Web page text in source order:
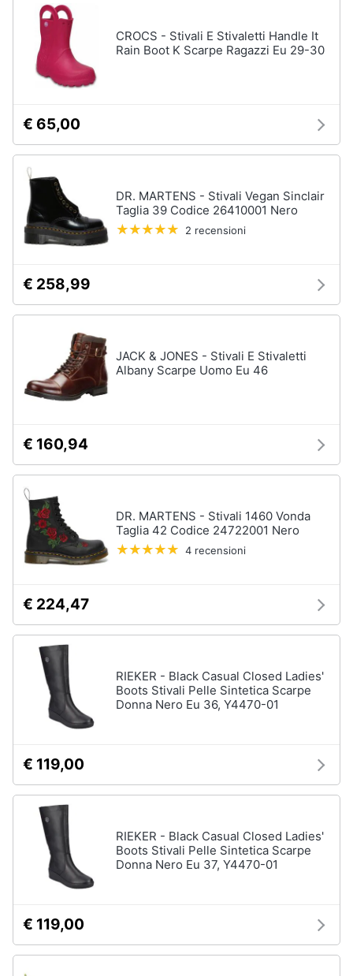
Sport
Animali
Libri,
dvd
Festività
ricorrenze
Promozioni
Assistenza
Esci
Accessori
Sigaretta
elettronica
Occhiali
sole
Vedi
Felpa
tutti
Orologi
Apple
Smartwatch
Orologi
uomo
Orologi
donna
Gioielli
Orecchini
Cavigliera
Collane
tutti
CROCS - Stivali E Stivaletti Handle It
Rain Boot K Scarpe Ragazzi Eu 29-30
€ 65,00
DR. MARTENS - Stivali Vegan Sinclair
Taglia 39 Codice 26410001 Nero
2 recensioni
€ 258,99
JACK & JONES - Stivali E Stivaletti
Albany Scarpe Uomo Eu 46
€ 160,94
DR. MARTENS - Stivali 1460 Vonda
Taglia 42 Codice 24722001 Nero
4 recensioni
€ 224,47
RIEKER - Black Casual Closed Ladies'
Boots Stivali Pelle Sintetica Scarpe
Donna Nero Eu 36, Y4470-01
€ 119,00
RIEKER - Black Casual Closed Ladies'
Boots Stivali Pelle Sintetica Scarpe
Donna Nero Eu 37, Y4470-01
€ 119,00